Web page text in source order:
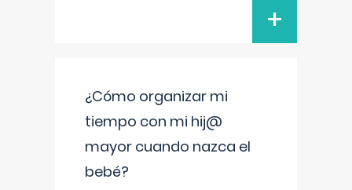
+
¿Cómo organizar mi
tiempo con mi hij@
mayor cuando nazca el
bebé?